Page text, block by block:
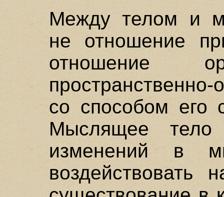
Между телом и
не отношение
отношение
со способом его
Мыслящее
изменений в